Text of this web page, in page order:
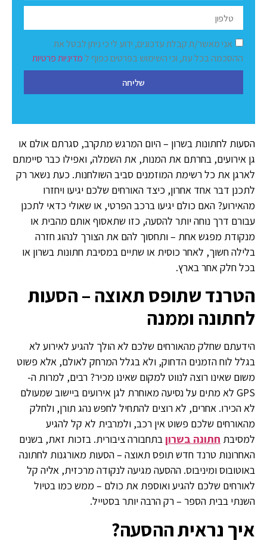
הסעות לחתונות בשרון – היום המרגש מתקרב, סגרתם אולם או
גן אירועים, בחרתם את המנות, את השמלה, ואפילו כבר סיימתם
לארגן את כל רשימת המוזמנים סביב השולחנות. כעת נשאר רק
לתכנן דבר אחד אחרון, כיצד האורחים שלכם יגיעו ויחזרו
מהאירוע? האם כולם יגיעו ברכב הפרטי, או שאולי כדאי לתכנן
עבורם דרך נוחה יותר להסעה, כזו שתאסוף אותם מהבית או
מנקודת מפגש אחת – ותחסוך להם את הצורך לנהוג חזרה
בלילה חשוך, לאחר כוסית או שתיים במסיבת חתונות בשרון או
בכל חלק אחר בארץ.
הטרנד שתופס תאוצה – הסעות
לחתונה וממנה
הידעתם שחלק מהאורחים שלכם לא הולך להגיע לאירוע לא
בגלל לוח הזמנים הדחוק, ולא בגלל המרחק לאולם, אלא פשוט
משום שאינו רוצה לנווט למקום שאינו מכיר? רבים, למרות ה-
GPS לא מתים על נסיעה מאוחרת לגן אירועים ביישוב שמעולם
לא הכירו. אחרים, לא רוצים להתחיל לחפש נהג תורן, ולחלק
מהאורחים שלכם פשוט אין רכב, ולמרבית לא קל להגיע
למסיבת חתונה בשרוןבתחבורה ציבורית. בזכות זאת, בשנים
האחרונות טרנד חדש תופס תאוצה – הסעות מאורגנות לחתונה
באוטובוס ומיניבוס. ההסעה מגיעה לנקודה מרכזית, אליה קל
לאורחים שלכם להגיע ואוספת את כולם – ממש כמו בטיול
השנתי בבית הספר – רק הרבה יותר בסטייל.
איך נראית ההסעה?
אני מאשר/ת קבלת עדכונים, ידוע לי כי ניתן לבטל את
ההסכמה בכל עת, וכי השימוש בפרטים כפוף למדיניות פרטיות
שליחה